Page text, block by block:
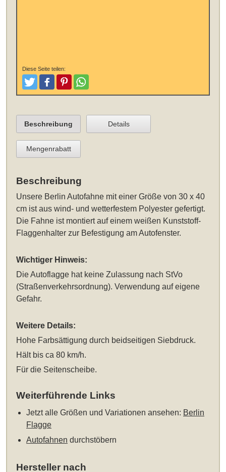
Diese Seite teilen:
TweetenPostenPinterestTeilen
Beschreibung Details
Mengenrabatt
Beschreibung
Unsere Berlin Autofahne mit einer Größe von 30 x 40
cm ist aus wind- und wetterfestem Polyester gefertigt.
Die Fahne ist montiert auf einem weißen Kunststoff-
Flaggenhalter zur Befestigung am Autofenster.
Wichtiger Hinweis:
Die Autoflagge hat keine Zulassung nach StVo
(Straßenverkehrsordnung). Verwendung auf eigene
Gefahr.
Weitere Details:
Hohe Farbsättigung durch beidseitigen Siebdruck.
Hält bis ca 80 km/h.
Für die Seitenscheibe.
Weiterführende Links
Jetzt alle Größen und Variationen ansehen: Berlin
Flagge
Autofahnen durchstöbern
Hersteller nach